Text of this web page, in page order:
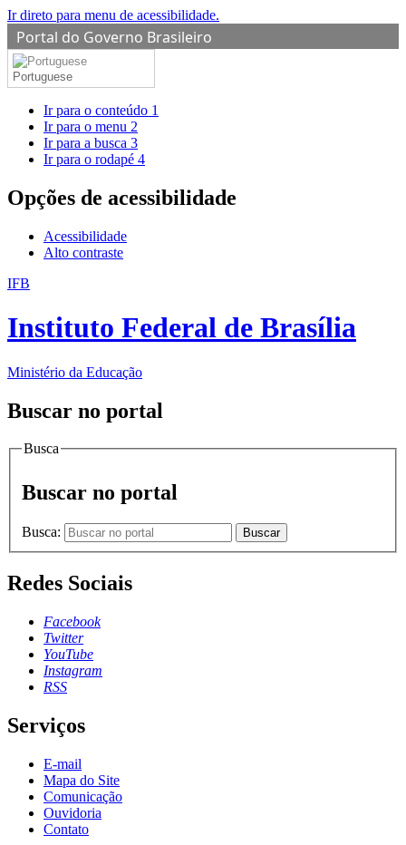
Ir direto para menu de acessibilidade.
Portal do Governo Brasileiro
Portuguese
Ir para o conteúdo 1
Ir para o menu 2
Ir para a busca 3
Ir para o rodapé 4
Opções de acessibilidade
Acessibilidade
Alto contraste
IFB
Instituto Federal de Brasília
Ministério da Educação
Buscar no portal
Busca
Buscar no portal
Busca: Buscar
Redes Sociais
Facebook
Twitter
YouTube
Instagram
RSS
Serviços
E-mail
Mapa do Site
Comunicação
Ouvidoria
Contato